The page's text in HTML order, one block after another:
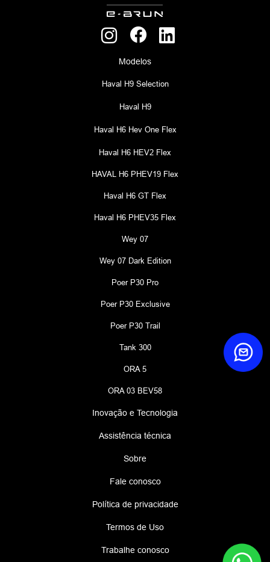
Modelos
Haval H9 Selection
Haval H9
Haval H6 Hev One Flex
Haval H6 HEV2 Flex
HAVAL H6 PHEV19 Flex
Haval H6 GT Flex
Haval H6 PHEV35 Flex
Wey 07
Wey 07 Dark Edition
Poer P30 Pro
Poer P30 Exclusive
Poer P30 Trail
Tank 300
ORA 5
ORA 03 BEV58
Inovação e Tecnologia
Assistência técnica
Sobre
Fale conosco
Política de privacidade
Termos de Uso
Trabalhe conosco